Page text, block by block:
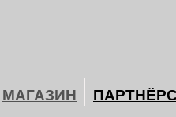
МАГАЗИН